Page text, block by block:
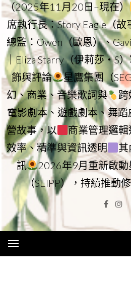
（2025年11月20日–現在）
席執行長：Story Eagle（
總監：Owen（歐恩）、
｜Eliza Starry（伊莉莎・S
飾與評論
星鷹集團（
幻、商業、音樂歌詞與
電影劇本、遊戲劇本、舞
營故事，以
商業管理邏
效率、精準與資訊透明
訊
2026年9月重新啟
（SEIPP），持續推動